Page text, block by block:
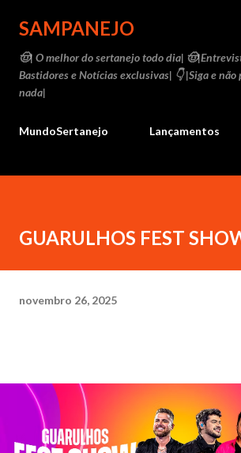
Pular para o conteúdo
SAMPANEJO
🤠| O melhor do sertanejo todo dia|
Bastidores e Notícias exclusivas| 👇 |Siga e não
nada|
MundoSertanejo Lançamentos
GUARULHOS FEST
novembro 26, 2025